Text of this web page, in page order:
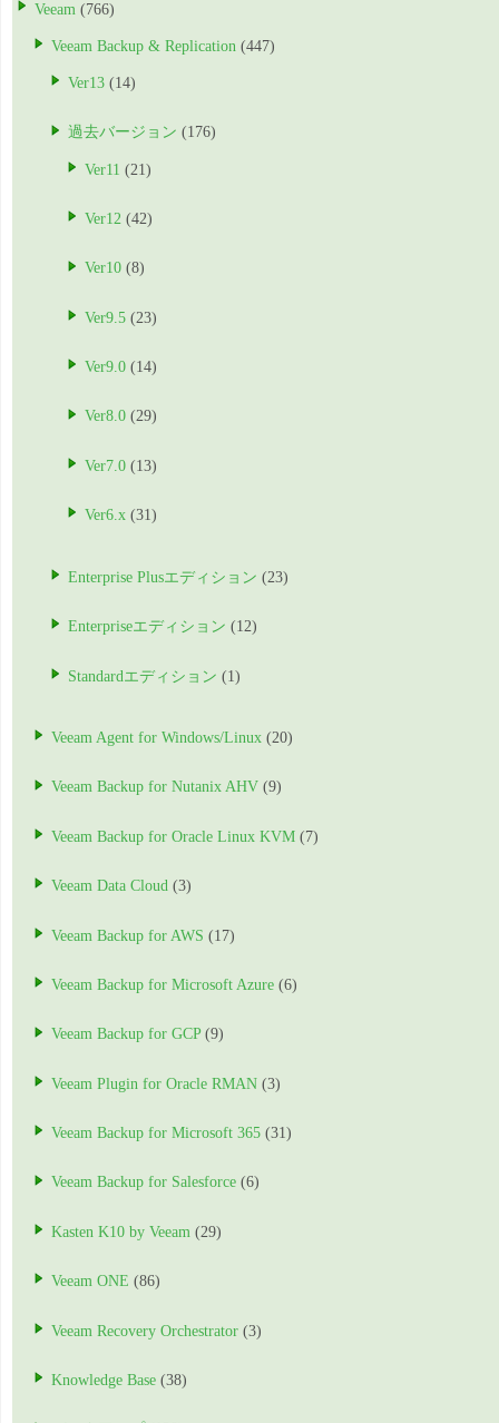
Veeam (766)
Veeam Backup & Replication (447)
Ver13 (14)
過去バージョン (176)
Ver11 (21)
Ver12 (42)
Ver10 (8)
Ver9.5 (23)
Ver9.0 (14)
Ver8.0 (29)
Ver7.0 (13)
Ver6.x (31)
Enterprise Plusエディション (23)
Enterpriseエディション (12)
Standardエディション (1)
Veeam Agent for Windows/Linux (20)
Veeam Backup for Nutanix AHV (9)
Veeam Backup for Oracle Linux KVM (7)
Veeam Data Cloud (3)
Veeam Backup for AWS (17)
Veeam Backup for Microsoft Azure (6)
Veeam Backup for GCP(9)
Veeam Plugin for Oracle RMAN (3)
Veeam Backup for Microsoft 365 (31)
Veeam Backup for Salesforce (6)
Kasten K10 by Veeam (29)
Veeam ONE (86)
Veeam Recovery Orchestrator (3)
Knowledge Base (38)